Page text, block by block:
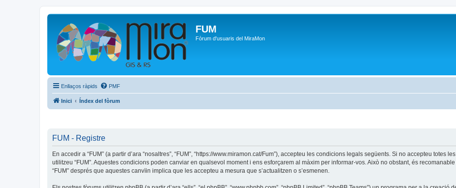
FUM
Fòrum d'usuaris del MiraMon
Enllaços ràpids PMF
Inici Índex del fòrum
FUM - Registre
En accedir a “FUM” (a partir d’ara “nosaltres”, “FUM”, “https://www.miramon.cat/Fum”), accepteu les condicions legals següents. Si no accepteu totes
utilitzeu “FUM”. Aquestes condicions poden canviar en qualsevol moment i ens esforçarem al màxim per informar-vos. Això no obstant, és
“FUM” després que aquestes canvïin implica que les accepteu a mesura que s’actualitzen o s’esmenen.